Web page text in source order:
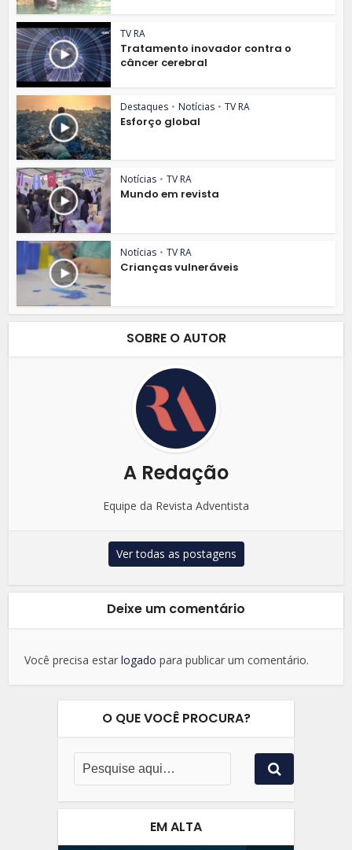
TV RA
Tratamento inovador contra o
câncer cerebral
Destaques • Notícias • TV RA
Esforço global
Notícias • TV RA
Mundo em revista
Notícias • TV RA
Crianças vulneráveis
SOBRE O AUTOR
A Redação
Equipe da Revista Adventista
Ver todas as postagens
Deixe um comentário
Você precisa estarlogado para publicar um comentário.
O QUE VOCÊ PROCURA?
EM ALTA